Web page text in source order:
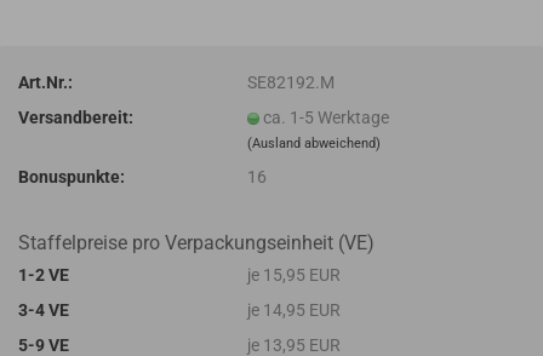
Art.Nr.:
SE82192.M
Versandbereit:
ca. 1-5 Werktage
(Ausland abweichend)
Bonuspunkte: 16
Staffelpreise pro Verpackungseinheit (VE)
1-2 VE
je 15,95 EUR
3-4 VE
je 14,95 EUR
5-9 VE
je 13,95 EUR